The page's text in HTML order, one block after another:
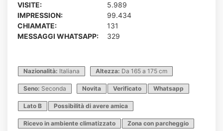
VISITE:
5.989
IMPRESSION:
99.434
CHIAMATE:
131
MESSAGGI WHATSAPP:
329
Nazionalità: Italiana Altezza: Da 165 a 175 cm
Seno: Seconda Novita Verificato Whatsapp
Lato B Possibilità di avere amica
Ricevo in ambiente climatizzato Zona con parcheggio